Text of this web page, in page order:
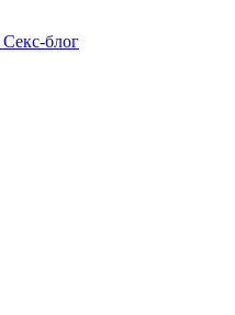
Секс-блог